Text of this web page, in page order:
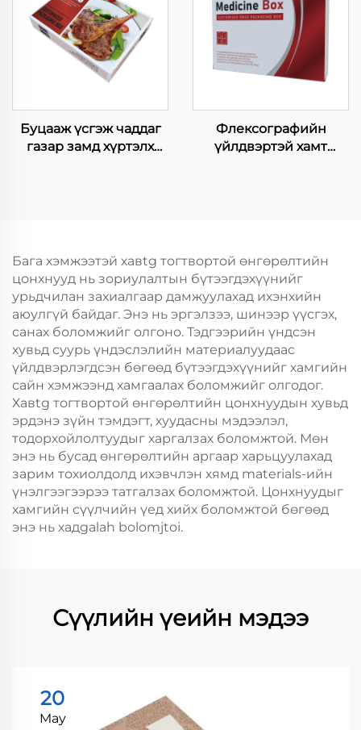
Хавтаас Пакинг
Бумажны Бокс
хавтаасны бокс том
хэмжээний бокс
Буцааж үсгэж чаддаг
газар замд хүртэлх
Флексографийн
үйлдвэртэй хамт
бүтээгдэхүүнүүдийн
хавтаас
Бага хэмжээтэй хавtg тогтвортой өнгөрөлтийн
цонхнууд нь зориулалтын бүтээгдэхүүнийг
урьдчилан захиалгаар дамжуулахад ихэнхийн
аюулгүй байдаг. Энэ нь эргэлзээ, шинээр үүсгэх,
санах боломжийг олгоно. Тэдгээрийн үндсэн
хувьд суурь үндэслэлийн материалуудаас
үйлдвэрлэгдсэн бөгөөд бүтээгдэхүүнийг хамгийн
сайн хэмжээнд хамгаалах боломжийг олгодог.
Хавtg тогтвортой өнгөрөлтийн цонхнуудын хувьд
эрдэнэ зүйн тэмдэгт, хуудасны мэдээлэл,
тодорхойлолтуудыг харгалзах боломжтой. Мөн
энэ нь бусад өнгөрөлтийн аргаар харьцуулахад
зарим тохиолдолд ихэвчлэн хямд materials-ийн
үнэлгээгээрээ татгалзах боломжтой. Цонхнуудыг
хамгийн сүүлчийн үед хийх боломжтой бөгөөд
энэ нь хадgalah bolomjtoi.
Сүүлийн үеийн мэдээ
20
May